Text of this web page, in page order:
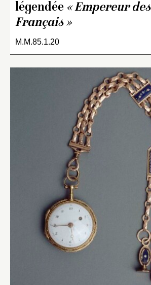
légendée « Empereur des
Français »
M.M.85.1.20